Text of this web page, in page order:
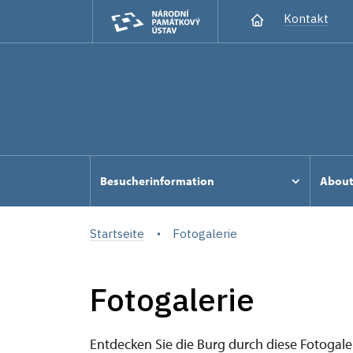
Kontakt
Besucherinformation About
Startseite Fotogalerie
Fotogalerie
Entdecken Sie die Burg durch diese